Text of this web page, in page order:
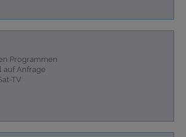
Programmen
auf Anfrage
TV